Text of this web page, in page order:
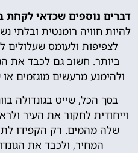
דברים נוספים שכדאי לקחת
להיות חוויה רומנטית ובלתי
לצפיפות ולעומס
ביותר. חשוב גם לכבד את
ולהימנע מרעשים מוגזמים
בסך הכל, שייט בגונדולה
וייחודית לחקור את העיר
שלה מהמים. רק הקפידו
המחיר, ולכבד את